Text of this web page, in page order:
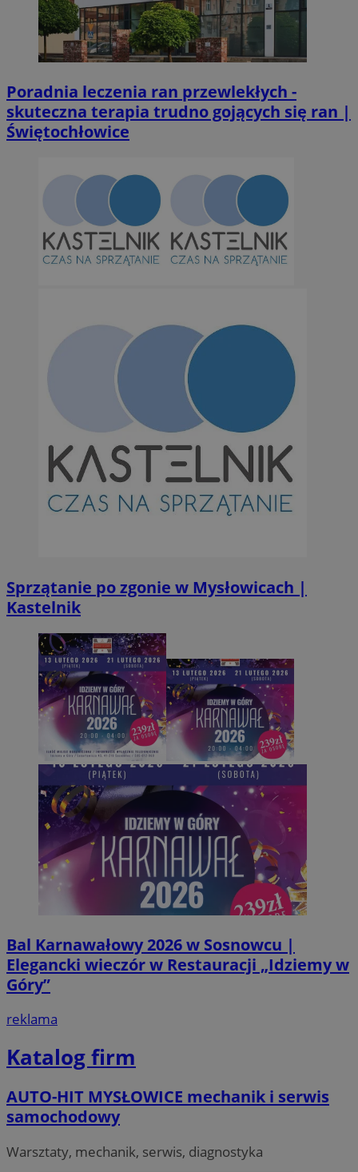
Poradnia leczenia ran przewlekłych -
skuteczna terapia trudno gojących się ran |
Świętochłowice
Sprzątanie po zgonie w Mysłowicach |
Kastelnik
Bal Karnawałowy 2026 w Sosnowcu |
Elegancki wieczór w Restauracji „Idziemy w
Góry”
reklama
Katalog firm
AUTO-HIT MYSŁOWICE mechanik i serwis
samochodowy
Warsztaty, mechanik, serwis, diagnostyka